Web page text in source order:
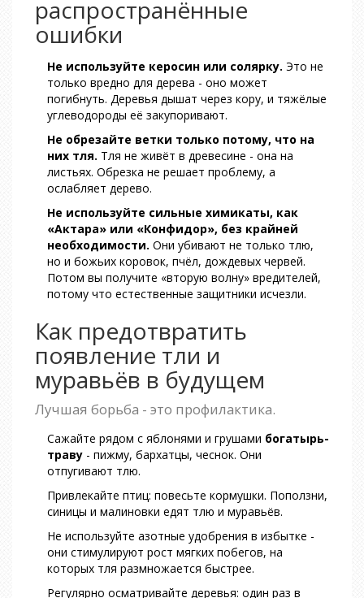
распространённые
ошибки
Не используйте керосин или солярку. Это не
только вредно для дерева - оно может
погибнуть. Деревья дышат через кору, и тяжёлые
углеводороды её закупоривают.
Не обрезайте ветки только потому, что на
них тля. Тля не живёт в древесине - она на
листьях. Обрезка не решает проблему, а
ослабляет дерево.
Не используйте сильные химикаты, как
«Актара» или «Конфидор», без крайней
необходимости. Они убивают не только тлю,
но и божьих коровок, пчёл, дождевых червей.
Потом вы получите «вторую волну» вредителей,
потому что естественные защитники исчезли.
Как предотвратить
появление тли и
муравьёв в будущем
Лучшая борьба - это профилактика.
Сажайте рядом с яблонями и грушами богатырь-
траву - пижму, бархатцы, чеснок. Они
отпугивают тлю.
Привлекайте птиц: повесьте кормушки. Поползни,
синицы и малиновки едят тлю и муравьёв.
Не используйте азотные удобрения в избытке -
они стимулируют рост мягких побегов, на
которых тля размножается быстрее.
Регулярно осматривайте деревья: один раз в